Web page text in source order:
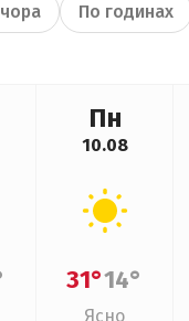
По годинах
Пн
10.08
31°14°
Ясно